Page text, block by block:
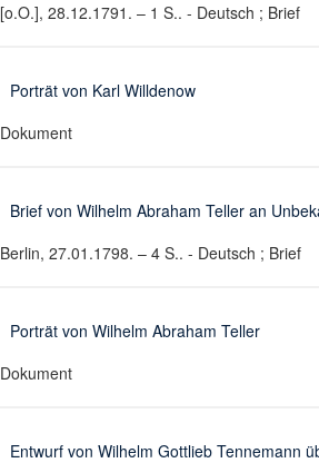
[o.O.], 28.12.1791. – 1 S.. - Deutsch ; Brief
Porträt von Karl Willdenow
Dokument
Brief von Wilhelm Abraham Teller an
Berlin, 27.01.1798. – 4 S.. - Deutsch ; Brief
Porträt von Wilhelm Abraham Teller
Dokument
Entwurf von Wilhelm Gottlieb Tennemann